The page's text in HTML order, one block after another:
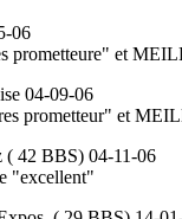
06
prometteure" et
04-09-06
prometteur" et
( 42 BBS) 04-11-06
"excellent"